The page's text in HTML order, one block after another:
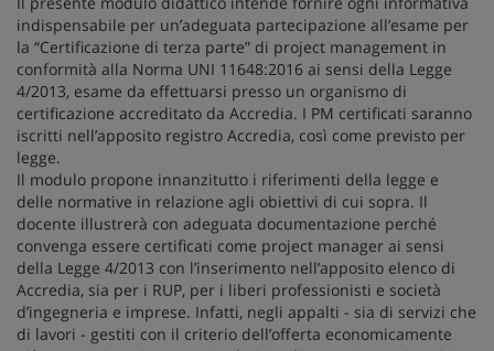
indispensabile per un’adeguata partecipazione all’esame per
la “Certificazione di terza parte” di project management in
conformità alla Norma UNI 11648:2016 ai sensi della Legge
4/2013, esame da effettuarsi presso un organismo di
certificazione accreditato da Accredia. I PM certificati saranno
iscritti nell’apposito registro Accredia, così come previsto per
legge.
Il modulo propone innanzitutto i riferimenti della legge e
delle normative in relazione agli obiettivi di cui sopra. Il
docente illustrerà con adeguata documentazione perché
convenga essere certificati come project manager ai sensi
della Legge 4/2013 con l’inserimento nell’apposito elenco di
Accredia, sia per i RUP, per i liberi professionisti e società
d’ingegneria e imprese. Infatti, negli appalti - sia di servizi che
di lavori - gestiti con il criterio dell’offerta economicamente